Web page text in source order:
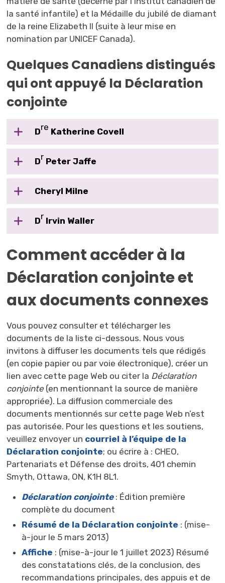
la santé infantile) et la Médaille du jubilé de diamant
de la reine Elizabeth II (suite à leur mise en
nomination par UNICEF Canada).
Quelques Canadiens distingués
qui ont appuyé la Déclaration
conjointe
Dre Katherine Covell
Dr Peter Jaffe
Cheryl Milne
Dr Irvin Waller
Comment accéder à la
Déclaration conjointe et
aux documents connexes
Vous pouvez consulter et télécharger les
documents de la liste ci-dessous. Nous vous
invitons à diffuser les documents tels que rédigés
(en copie papier ou par voie électronique), créer un
lien avec cette page Web ou citer la Déclaration
conjointe (en mentionnant la source de manière
appropriée). La diffusion commerciale des
documents mentionnés sur cette page Web n’est
pas autorisée. Pour les questions et les soutiens,
veuillez envoyer un courriel à l’équipe de la
Déclaration conjointe; ou écrire à : CHEO,
Partenariats et Défense des droits, 401 chemin
Smyth, Ottawa, ON, K1H 8L1.
Déclaration conjointe: Édition première
complète du document
Résumé de la Déclaration conjointe : (mise-
à-jour le 5 mars 2013)
Affiche : (mise-à-jour le 1 juillet 2023) Résumé
des constatations clés, de la conclusion, des
recommandations principales, des appuis et de